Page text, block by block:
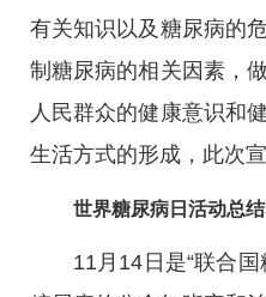
有关知识以及糖尿病的
制糖尿病的相关因素，
人民群众的健康意识和
生活方式的形成，此次
世界糖尿病日活动总
11月14日是“联合